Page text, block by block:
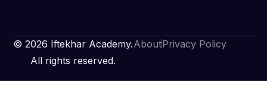
© 2026 Iftekhar Academy.
All rights reserved.
AboutPrivacy Policy